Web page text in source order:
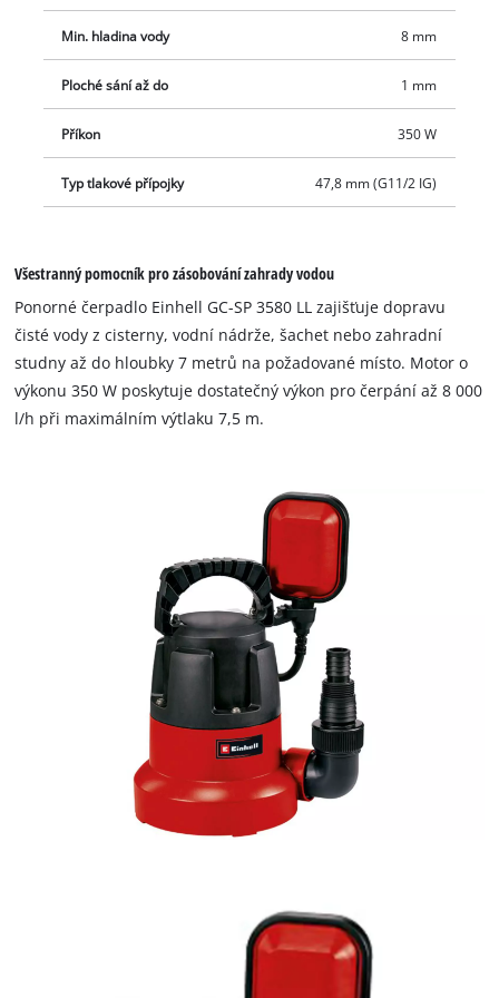
vypnutí. Ponorné čerpadlo se snadno přenáší a skladuje díky
praktickému navíječi kabelu a integrovanému robustnímu
držadlu. Ponorné čerpadlo má připojení AG s úhlem 90° o
průměru 47,8 mm (1 1/2„) a připojení pro hadice o průměru
25/38 mm, jakož i vnější závit o průměru 33,3 mm (1“).
Min. hladina vody 8 mm
Ploché sání až do 1 mm
Příkon 350 W
Typ tlakové přípojky 47,8 mm (G11/2 IG)
Všestranný pomocník pro zásobování zahrady vodou
Ponorné čerpadlo Einhell GC-SP 3580 LL zajišťuje dopravu
čisté vody z cisterny, vodní nádrže, šachet nebo zahradní
studny až do hloubky 7 metrů na požadované místo. Motor o
výkonu 350 W poskytuje dostatečný výkon pro čerpání až 8 000
l/h při maximálním výtlaku 7,5 m.